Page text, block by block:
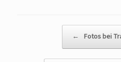
← Fotos bei